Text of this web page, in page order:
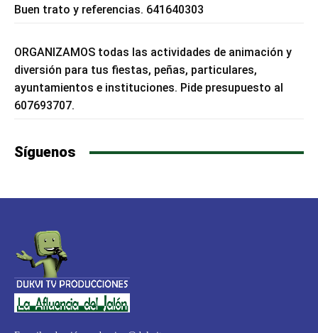
Buen trato y referencias. 641640303
ORGANIZAMOS todas las actividades de animación y
diversión para tus fiestas, peñas, particulares,
ayuntamientos e instituciones. Pide presupuesto al
607693707.
Síguenos